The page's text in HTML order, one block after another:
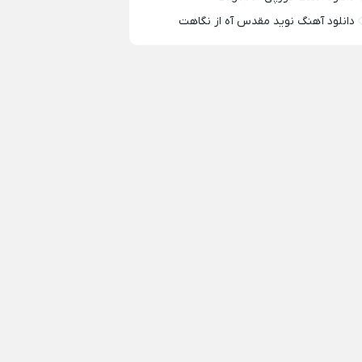
دانلود آهنگ نوید مقدس آه از نگاهت